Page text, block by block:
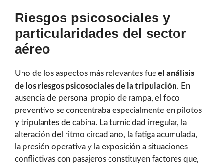
Riesgos psicosociales y
particularidades del sector
aéreo
Uno de los aspectos más relevantes fueel análisis
de los riesgos psicosociales de la tripulación. En
ausencia de personal propio de rampa, el foco
preventivo se concentraba especialmente en pilotos
y tripulantes de cabina. La turnicidad irregular, la
alteración del ritmo circadiano, la fatiga acumulada,
la presión operativa y la exposición a situaciones
conflictivas con pasajeros constituyen factores que,